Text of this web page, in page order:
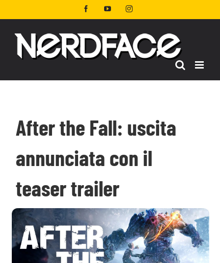
al
FacebookYouTubeInstagram
After the Fall: uscita
annunciata con il
teaser trailer